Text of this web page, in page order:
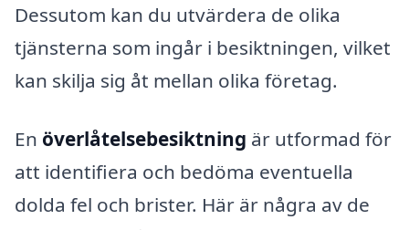
Dessutom kan du utvärdera de olika
tjänsterna som ingår i besiktningen, vilket
kan skilja sig åt mellan olika företag.
En överlåtelsebesiktning är utformad för
att identifiera och bedöma eventuella
dolda fel och brister. Här är några av de